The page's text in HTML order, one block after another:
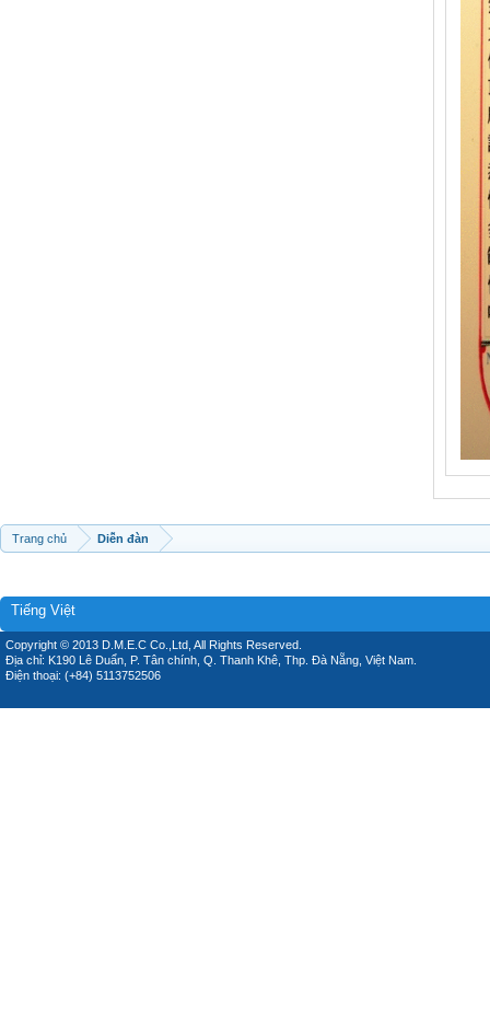
Trang chủ Diễn đàn
Tiếng Việt
Copyright © 2013 D.M.E.C Co.,Ltd, All Rights Reserved.
Địa chỉ: K190 Lê Duẩn, P. Tân chính, Q. Thanh Khê, Thp. Đà Nẵng, Việt Nam.
Điện thoại: (+84) 5113752506